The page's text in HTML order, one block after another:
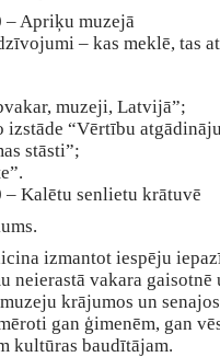
– Apriķu muzejā
– kas meklē, tas
muzeji, Latvijā”;
“Vērtību
stāsti”;
– Kalētu senlietu krātuvē
izmantot iespēju
neierastā vakara gaisotnē
krājumos un senajos
gan ģimenēm, gan
kultūras baudītājam.